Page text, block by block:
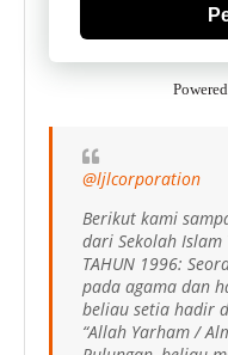
@ljlcorporation
Berikut kami
dari Sekolah Islam
TAHUN 1996:
pada agama dan
beliau setia hadir
“Allah Yarham /